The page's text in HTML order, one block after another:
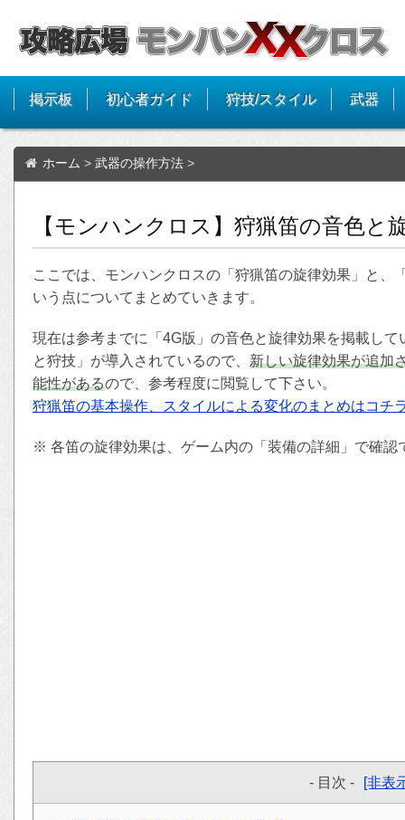
掲示板 初心者ガイド 狩技/スタイル 武器
ホーム > 武器の操作方法 >
【モンハンクロス】狩猟笛の音色と
ここでは、モンハンクロスの「狩猟笛の旋律効果」と、
いう点についてまとめていきます。
現在は参考までに「4G版」の音色と旋律効果を掲載し
と狩技」が導入されているので、 新しい旋律効果が追加
能性があるので、参考程度に閲覧して下さい。
狩猟笛の基本操作、スタイルによる変化のまとめはコチ
※ 各笛の旋律効果は、ゲーム内の「装備の詳細」で確認
- 目次 - [非表